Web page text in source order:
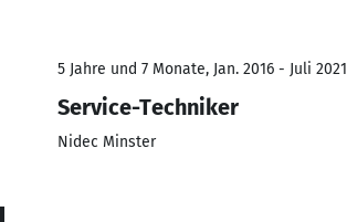
5 Jahre und 7 Monate, Jan. 2016 - Juli 2021
Service-Techniker
Nidec Minster